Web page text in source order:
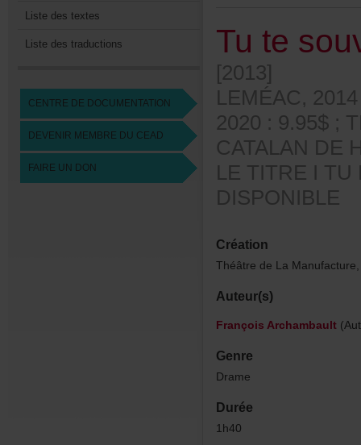
Listedestextes
Listedestraductions
CENTREDEDOCUMENTATION
DEVENIRMEMBREDUCEAD
FAIREUNDON
[2013]
DISPONIBLE
Création
Auteur(s)
FrançoisArchambault
Genre
Drame
Durée
1h40